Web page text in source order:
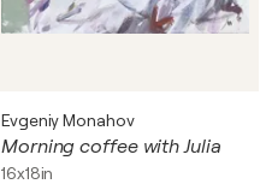
Evgeniy Monahov
Morning coffee with Julia
16x18in